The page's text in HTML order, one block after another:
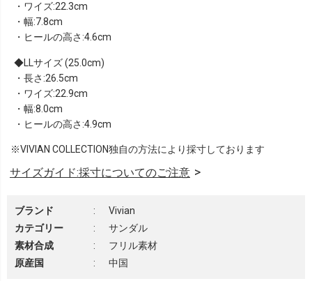
・ワイズ:22.3cm
・幅:7.8cm
・ヒールの高さ:4.6cm
LLサイズ (25.0cm)
・長さ:26.5cm
・ワイズ:22.9cm
・幅:8.0cm
・ヒールの高さ:4.9cm
※VIVIAN COLLECTION独自の方法により採寸しております
サイズガイド:採寸についてのご注意
ブランド :
Vivian
カテゴリー
:
サンダル
素材合成
:
フリル素材
原産国
: 中国